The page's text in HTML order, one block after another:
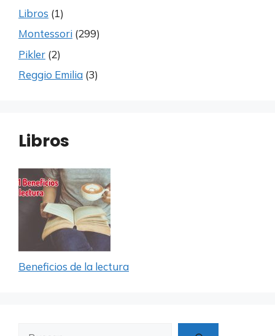
Libros (1)
Montessori (299)
Pikler (2)
Reggio Emilia (3)
Libros
Beneficios de la lectura